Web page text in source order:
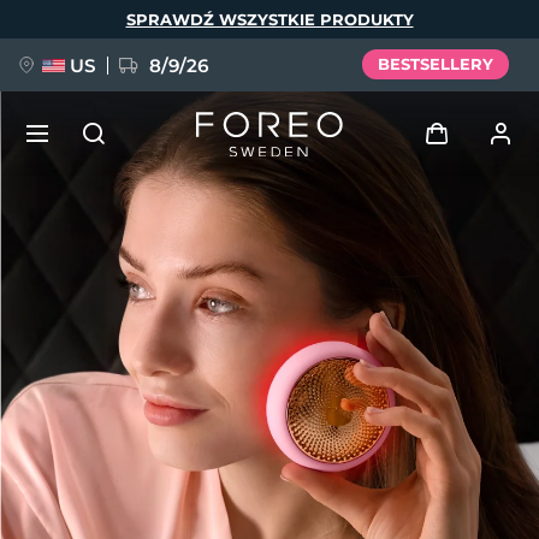
SPRAWDŹ WSZYSTKIE PRODUKTY
US 8/9/26 BESTSELLERY
Zaloguj
Profil użytkownika
Moje urządzenia
Moje zamówienia
Moje adresy
Moje subskrypcje
NOWOŚĆ
FAQ™ Pure Beauty-Tech Elixir
BREAKING NEWS
issa™ Teeth Whitening Set
Deutsch
Español
Français
Italiano
Português
Polski
Svenska
Русский
Türkçe
简体中文 繁體中文